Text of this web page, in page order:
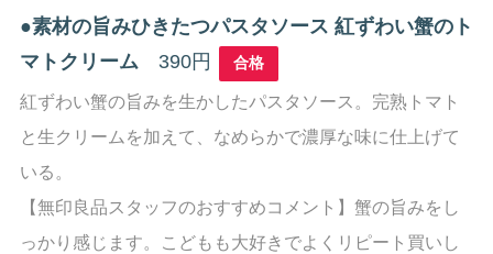
●素材の旨みひきたつパスタソース 紅ずわい蟹のト
マトクリーム 390円 合格
紅ずわい蟹の旨みを生かしたパスタソース。完熟トマト
と生クリームを加えて、なめらかで濃厚な味に仕上げて
いる。
【無印良品スタッフのおすすめコメント】蟹の旨みをし
っかり感じます。こどもも大好きでよくリピート買いし